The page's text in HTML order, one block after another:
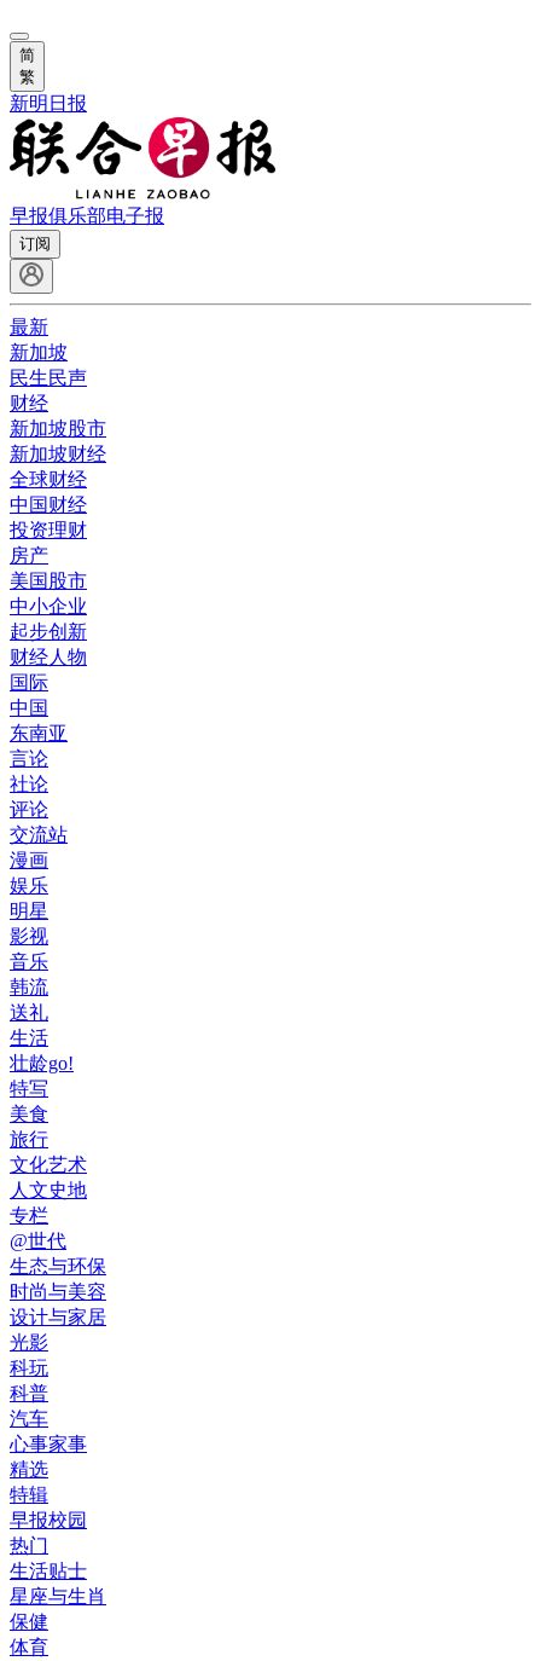
简
繁
新明日报
早报俱乐部电子报
订阅
最新
新加坡
民生民声
财经
新加坡股市
新加坡财经
全球财经
中国财经
投资理财
房产
美国股市
中小企业
起步创新
财经人物
国际
中国
东南亚
言论
社论
评论
交流站
漫画
娱乐
明星
影视
音乐
韩流
送礼
生活
壮龄go!
特写
美食
旅行
文化艺术
人文史地
专栏
@世代
生态与环保
时尚与美容
设计与家居
光影
科玩
科普
汽车
心事家事
精选
特辑
早报校园
热门
生活贴士
星座与生肖
保健
体育